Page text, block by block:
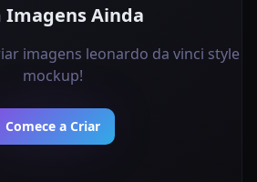
Imagens Ainda
imagens leonardo da vinci style
mockup!
Comece a Criar